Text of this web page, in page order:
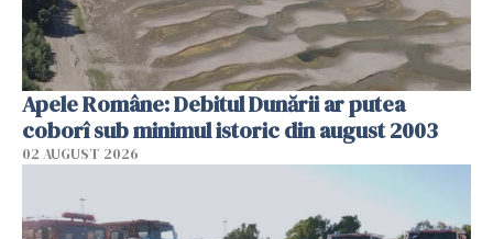
Apele Române: Debitul Dunării ar putea
coborî sub minimul istoric din august 2003
02 AUGUST 2026